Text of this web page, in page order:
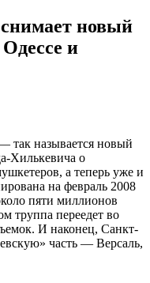
новый
и
так называется новый
Хилькевича о
а теперь уже и
на февраль 2008
пяти миллионов
труппа переедет во
И наконец, Санкт-
часть — Версаль,